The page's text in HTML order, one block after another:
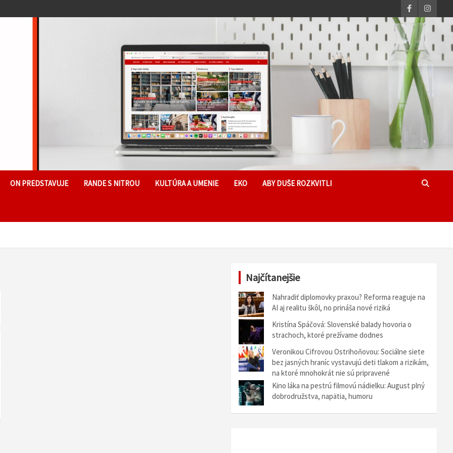
ON PREDSTAVUJE RANDE S NITROU KULTÚRA A UMENIE EKO ABY DUŠE ROZKVITLI
Najčítanejšie
Nahradiť diplomovky praxou? Reforma reaguje na
AI aj realitu škôl, no prináša nové riziká
Kristína Spáčová: Slovenské balady hovoria o
strachoch, ktoré prežívame dodnes
Veronikou Cifrovou Ostrihoňovou: Sociálne siete
bez jasných hraníc vystavujú deti tlakom a rizikám,
na ktoré mnohokrát nie sú pripravené
Kino láka na pestrú filmovú nádielku: August plný
dobrodružstva, napätia, humoru